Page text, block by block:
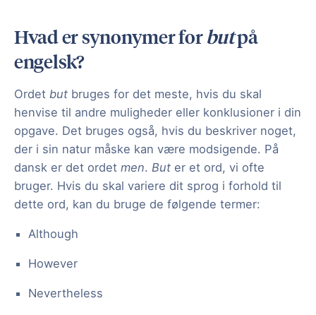
Hvad er synonymer forbutpå
engelsk?
Ordet but bruges for det meste, hvis du skal
henvise til andre muligheder eller konklusioner i din
opgave. Det bruges også, hvis du beskriver noget,
der i sin natur måske kan være modsigende. På
dansk er det ordet men. But er et ord, vi ofte
bruger. Hvis du skal variere dit sprog i forhold til
dette ord, kan du bruge de følgende termer:
Although
However
Nevertheless